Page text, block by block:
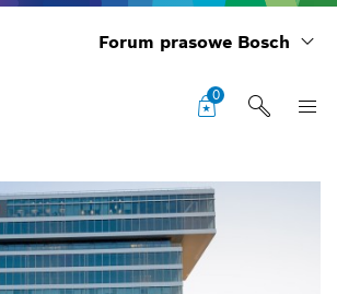
Forum prasowe Bosch
0